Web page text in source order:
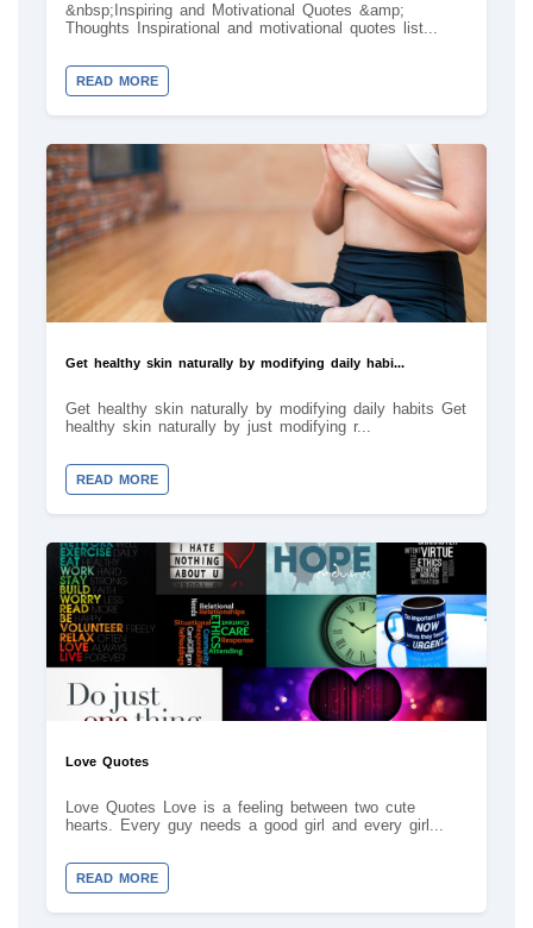
&nbsp;Inspiring and Motivational Quotes &amp;
Thoughts Inspirational and motivational quotes list...
READ MORE
Get healthy skin naturally by modifying daily habi...
Get healthy skin naturally by modifying daily habits Get
healthy skin naturally by just modifying r...
READ MORE
Love Quotes
Love Quotes Love is a feeling between two cute
hearts. Every guy needs a good girl and every girl...
READ MORE